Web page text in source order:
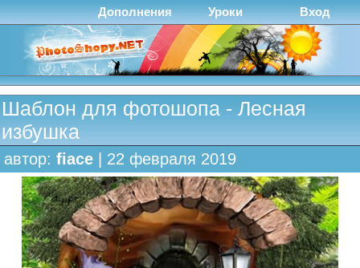
Дополнения Уроки Вход
Шаблон для фотошопа - Лесная
избушка
автор: fiace | 22 февраля 2019